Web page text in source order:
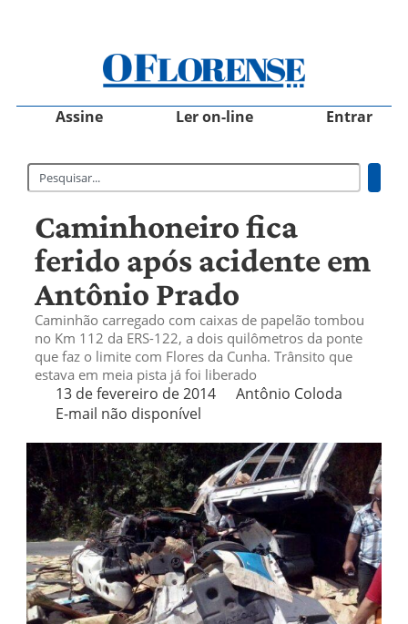
Assine Ler on-line Entrar
Caminhoneiro fica
ferido após acidente em
Antônio Prado
Caminhão carregado com caixas de papelão tombou
no Km 112 da ERS-122, a dois quilômetros da ponte
que faz o limite com Flores da Cunha. Trânsito que
estava em meia pista já foi liberado
13 de fevereiro de 2014
Antônio Coloda
E-mail não disponível